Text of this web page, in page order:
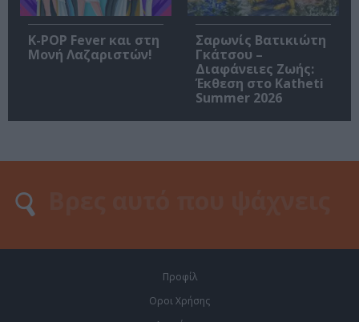
K-POP Fever και στη
Μονή Λαζαριστών!
Σαρωνίς Βατικιώτη
Γκάτσου –
Διαφάνειες Ζωής:
Έκθεση στο Katheti
Summer 2026
Προφίλ
Οροι Χρήσης